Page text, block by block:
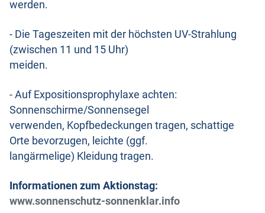
werden.
- Die Tageszeiten mit der höchsten UV-Strahlung
(zwischen 11 und 15 Uhr)
meiden.
- Auf Expositionsprophylaxe achten:
Sonnenschirme/Sonnensegel
verwenden, Kopfbedeckungen tragen, schattige
Orte bevorzugen, leichte (ggf.
langärmelige) Kleidung tragen.
Informationen zum Aktionstag:
www.sonnenschutz-sonnenklar.info